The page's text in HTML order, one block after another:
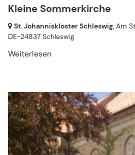
Kleine Sommerkirche
St. Johanniskloster Schleswig, Am
DE-24837 Schleswig
Weiterlesen